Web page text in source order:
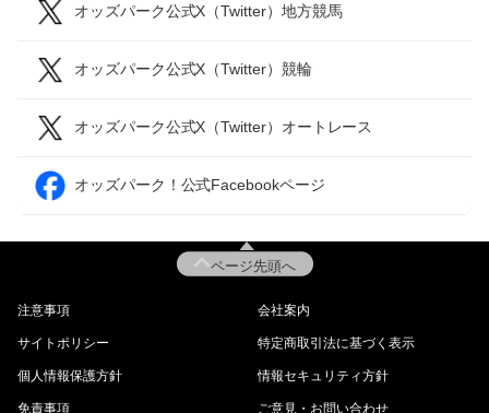
オッズパーク公式X（Twitter）地方競馬
オッズパーク公式X（Twitter）競輪
オッズパーク公式X（Twitter）オートレース
オッズパーク！公式Facebookページ
ページ先頭へ
注意事項 会社案内
サイトポリシー 特定商取引法に基づく表示
個人情報保護方針 情報セキュリティ方針
免責事項 ご意見・お問い合わせ